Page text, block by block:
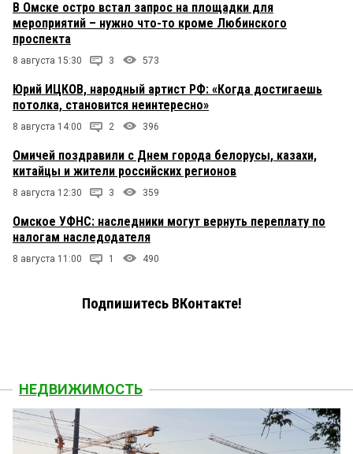
В Омске остро встал запрос на площадки для
мероприятий – нужно что-то кроме Любинского
проспекта
8 августа 15:30 3 573
Юрий ИЦКОВ, народный артист РФ: «Когда достигаешь
потолка, становится неинтересно»
8 августа 14:00 2 396
Омичей поздравили с Днем города белорусы, казахи,
китайцы и жители российских регионов
8 августа 12:30 3 359
Омское УФНС: наследники могут вернуть переплату по
налогам наследодателя
8 августа 11:00 1 490
Подпишитесь ВКонтакте!
НЕДВИЖИМОСТЬ